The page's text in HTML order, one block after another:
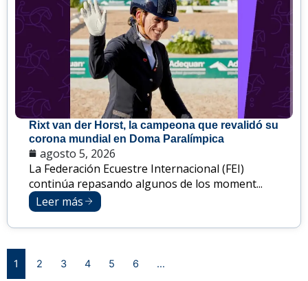
Rixt van der Horst, la campeona que revalidó su
corona mundial en Doma Paralímpica
agosto 5, 2026
La Federación Ecuestre Internacional (FEI)
continúa repasando algunos de los moment...
Leer más
1 2 3 4 5 6 …